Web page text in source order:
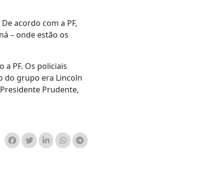
acordo com a PF,
– onde estão os
PF. Os policiais
do grupo era Lincoln
Prudente,